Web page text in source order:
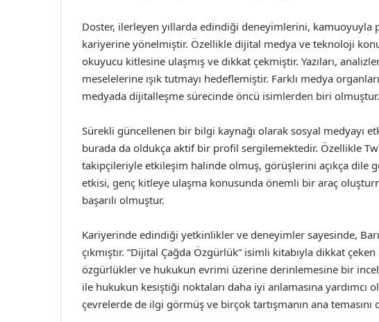
Doster, ilerleyen yıllarda edindiği deneyimlerini, kamuoyuyla
kariyerine yönelmiştir. Özellikle dijital medya ve teknoloji
okuyucu kitlesine ulaşmış ve dikkat çekmiştir. Yazıları,
meselelerine ışık tutmayı hedeflemiştir. Farklı medya
medyada dijitalleşme sürecinde öncü isimlerden biri olmuştur.
Sürekli güncellenen bir bilgi kaynağı olarak sosyal medyayı
burada da oldukça aktif bir profil sergilemektedir. Özellikle
takipçileriyle etkileşim halinde olmuş, görüşlerini açıkça dile
etkisi, genç kitleye ulaşma konusunda önemli bir araç
başarılı olmuştur.
Kariyerinde edindiği yetkinlikler ve deneyimler sayesinde,
çıkmıştır. “Dijital Çağda Özgürlük” isimli kitabıyla dikkat
özgürlükler ve hukukun evrimi üzerine derinlemesine bir
ile hukukun kesiştiği noktaları daha iyi anlamasına yardımcı
çevrelerde de ilgi görmüş ve birçok tartışmanın ana temasını